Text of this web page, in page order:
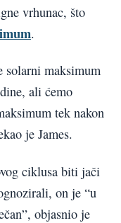
vrhunac, što
.
solarni maksimum
ali ćemo
tek nakon
je James.
ciklusa biti jači
on je “u
objasnio je